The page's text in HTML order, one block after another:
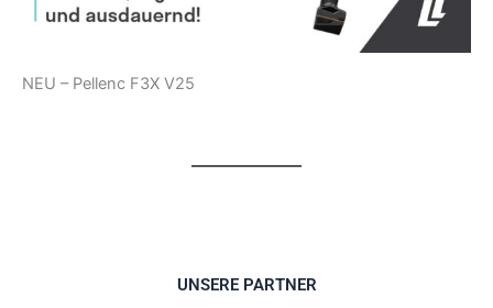
NEU – Pellenc F3X V25
UNSERE PARTNER